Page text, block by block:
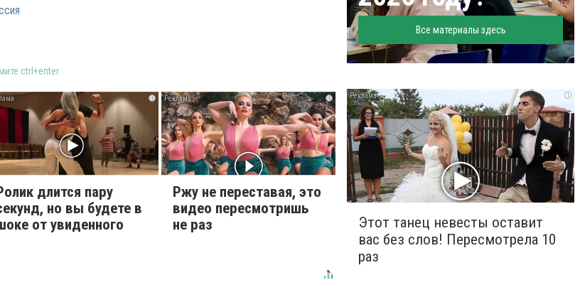
ctrl+enter
i
длится пару
но вы будете в
от увиденного
i
Ржу не переставая, это
видео пересмотришь
не раз
Все материалы здесь
i
Этот танец невесты оставит
вас без слов! Пересмотрела 10
раз